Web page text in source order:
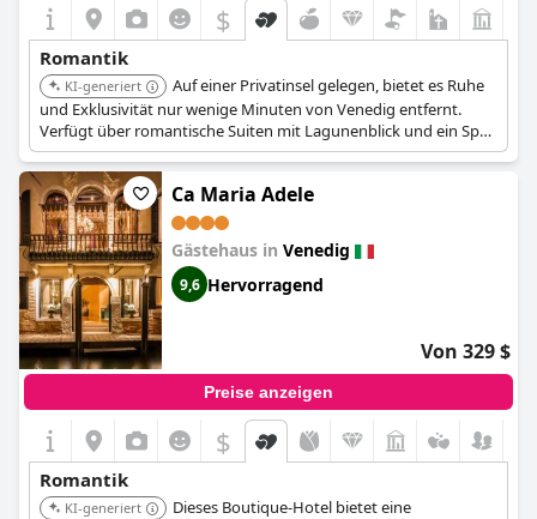
$
Romantik
KI-generiert
Auf einer Privatinsel gelegen, bietet es Ruhe
und Exklusivität nur wenige Minuten von Venedig entfernt.
Verfügt über romantische Suiten mit Lagunenblick und ein Spa
mit einer privaten Paarsuite, eingebettet in üppige Gärten mit
malerischen Ausblicken.
Ca Maria Adele
Gästehaus in Venedig
9,6 Hervorragend
Von 329 $
Preise anzeigen
$
Romantik
KI-generiert
Dieses Boutique-Hotel bietet eine